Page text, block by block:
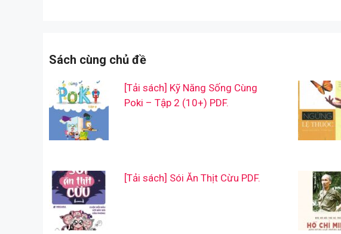
Sách cùng chủ đề
[Tải sách] Kỹ Năng Sống Cùng
Poki – Tập 2 (10+) PDF.
[Tải sách] Sói Ăn Thịt Cừu PDF.